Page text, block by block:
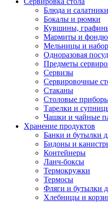
Блюда и
Бокалы и рюмки
Кувшины,
Мармиты и фондю
Мельницы и
Одноразовая
Предметы
Сервизы
Сервировочные
Стаканы
Столовые
Тарелки и
Чашки и чайные
Хранение продуктов
Банки и бутылки
Бидоны и
Контейнеры
Ланч-боксы
Термокружки
Термосы
Фляги и бутылки
Хлебницы и